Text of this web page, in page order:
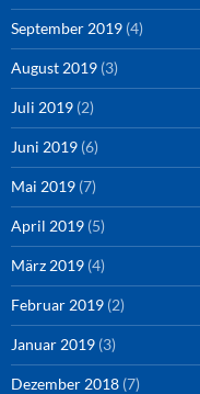
September 2019 (4)
August 2019 (3)
Juli 2019 (2)
Juni 2019 (6)
Mai 2019 (7)
April 2019 (5)
März 2019 (4)
Februar 2019 (2)
Januar 2019 (3)
Dezember 2018 (7)